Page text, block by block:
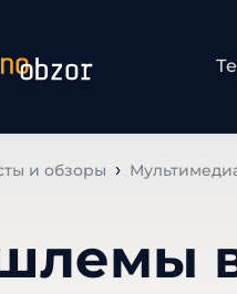
и обзоры